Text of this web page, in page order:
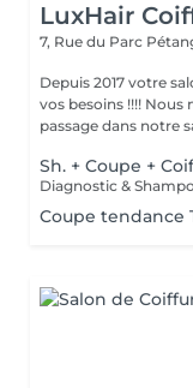
LuxHair
7, Rue du Parc
Depuis 2017 votre
vos besoins !!!! Nous mettons tout en oeuvre pour que votre
passage dans notre
Sh. + Coupe +
Coupe tendance